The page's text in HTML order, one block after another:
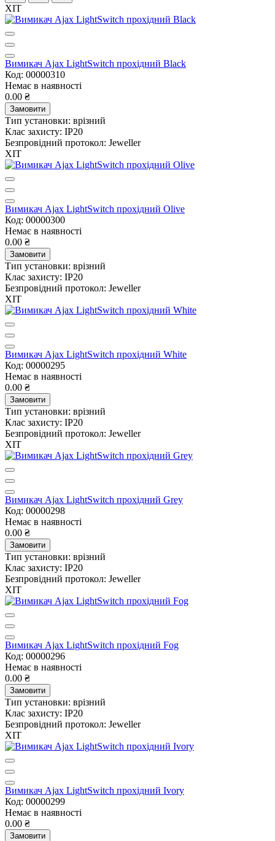
ХІТ
Вимикач Ajax LightSwitch прохідний Black
Код: 00000310
Немає в наявності
0.00 ₴
Замовити
Тип установки: врізний
Клас захисту: IP20
Безпровідний протокол: Jeweller
ХІТ
Вимикач Ajax LightSwitch прохідний Olive
Код: 00000300
Немає в наявності
0.00 ₴
Замовити
Тип установки: врізний
Клас захисту: IP20
Безпровідний протокол: Jeweller
ХІТ
Вимикач Ajax LightSwitch прохідний White
Код: 00000295
Немає в наявності
0.00 ₴
Замовити
Тип установки: врізний
Клас захисту: IP20
Безпровідний протокол: Jeweller
ХІТ
Вимикач Ajax LightSwitch прохідний Grey
Код: 00000298
Немає в наявності
0.00 ₴
Замовити
Тип установки: врізний
Клас захисту: IP20
Безпровідний протокол: Jeweller
ХІТ
Вимикач Ajax LightSwitch прохідний Fog
Код: 00000296
Немає в наявності
0.00 ₴
Замовити
Тип установки: врізний
Клас захисту: IP20
Безпровідний протокол: Jeweller
ХІТ
Вимикач Ajax LightSwitch прохідний Ivory
Код: 00000299
Немає в наявності
0.00 ₴
Замовити